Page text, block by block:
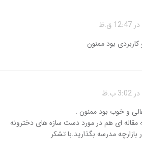
بود ممنون
و خوب بود ممنون .
مقاله ای هم در مورد دست سازه های دخترونه
مدرسه بگذارید.با تشکر